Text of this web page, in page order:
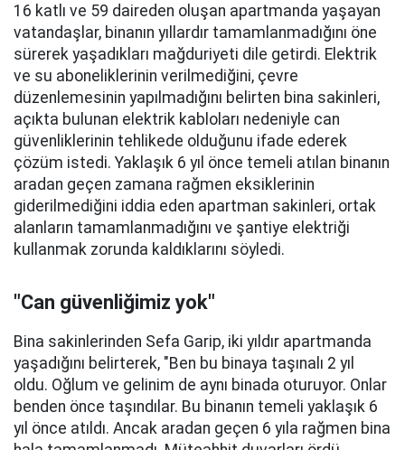
16 katlı ve 59 daireden oluşan apartmanda yaşayan
vatandaşlar, binanın yıllardır tamamlanmadığını öne
sürerek yaşadıkları mağduriyeti dile getirdi. Elektrik
ve su aboneliklerinin verilmediğini, çevre
düzenlemesinin yapılmadığını belirten bina sakinleri,
açıkta bulunan elektrik kabloları nedeniyle can
güvenliklerinin tehlikede olduğunu ifade ederek
çözüm istedi. Yaklaşık 6 yıl önce temeli atılan binanın
aradan geçen zamana rağmen eksiklerinin
giderilmediğini iddia eden apartman sakinleri, ortak
alanların tamamlanmadığını ve şantiye elektriği
kullanmak zorunda kaldıklarını söyledi.
"Can güvenliğimiz yok"
Bina sakinlerinden Sefa Garip, iki yıldır apartmanda
yaşadığını belirterek, "Ben bu binaya taşınalı 2 yıl
oldu. Oğlum ve gelinim de aynı binada oturuyor. Onlar
benden önce taşındılar. Bu binanın temeli yaklaşık 6
yıl önce atıldı. Ancak aradan geçen 6 yıla rağmen bina